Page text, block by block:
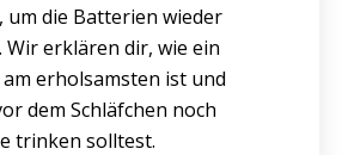
um die Batterien wieder
Wir erklären dir, wie ein
erholsamsten ist und
dem Schläfchen noch
trinken solltest.